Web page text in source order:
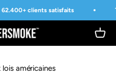
62.400+ clients satisfaits
américaines